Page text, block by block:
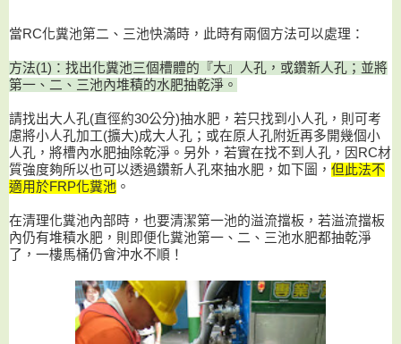
當RC化糞池第二、三池快滿時，此時有兩個方法可以處理：
方法(1)：找出化糞池三個槽體的『大』人孔 ，或鑽新人孔 ；並將
第一、二、三池內堆積的水肥抽乾淨。
請找出大人孔(直徑約30公分)抽水肥，若只找到小人孔，則可考
慮將小人孔加工(擴大)成大人孔；或在原人孔附近再多開幾個小
人孔，將槽內水肥抽除乾淨。另外，若實在找不到人孔，因RC材
質強度夠所以也可以透過鑽新人孔來抽水肥，如下圖， 但此法不
適用於FRP化糞池 。
在清理化糞池內部時，也要清潔第一池的溢流擋板，若溢流擋板
內仍有堆積水肥，則即便化糞池第一、二、三池水肥都抽乾淨
了，一樓馬桶仍會沖水不順！